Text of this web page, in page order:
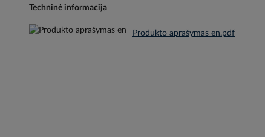
Techninė informacija
Produkto aprašymas en.pdf